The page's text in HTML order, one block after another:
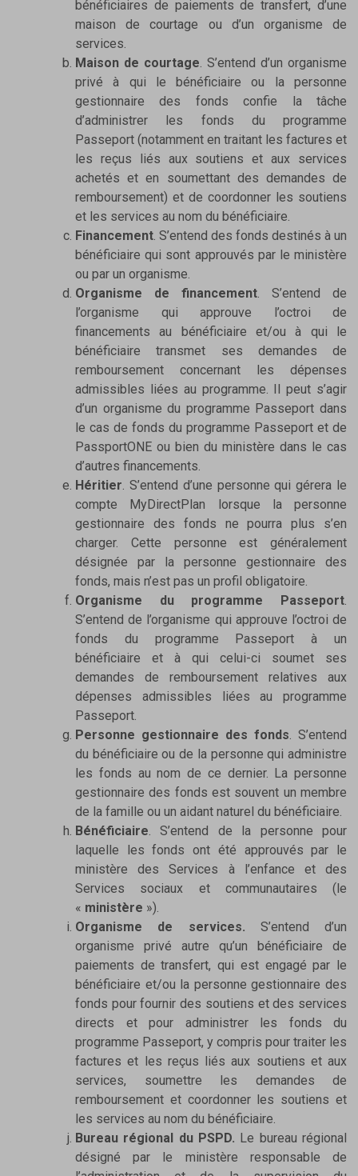
bénéficiaires de paiements de transfert, d’une
maison de courtage ou d’un organisme de
services.
Maison de courtage. S’entend d’un organisme
privé à qui le bénéficiaire ou la personne
gestionnaire des fonds confie la tâche
d’administrer les fonds du programme
Passeport (notamment en traitant les factures et
les reçus liés aux soutiens et aux services
achetés et en soumettant des demandes de
remboursement) et de coordonner les soutiens
et les services au nom du bénéficiaire.
Financement. S’entend des fonds destinés à un
bénéficiaire qui sont approuvés par le ministère
ou par un organisme.
Organisme de financement. S’entend de
l’organisme qui approuve l’octroi de
financements au bénéficiaire et/ou à qui le
bénéficiaire transmet ses demandes de
remboursement concernant les dépenses
admissibles liées au programme. Il peut s’agir
d’un organisme du programme Passeport dans
le cas de fonds du programme Passeport et de
PassportONE ou bien du ministère dans le cas
d’autres financements.
Héritier. S’entend d’une personne qui gérera le
compte MyDirectPlan lorsque la personne
gestionnaire des fonds ne pourra plus s’en
charger. Cette personne est généralement
désignée par la personne gestionnaire des
fonds, mais n’est pas un profil obligatoire.
Organisme du programme Passeport.
S’entend de l’organisme qui approuve l’octroi de
fonds du programme Passeport à un
bénéficiaire et à qui celui-ci soumet ses
demandes de remboursement relatives aux
dépenses admissibles liées au programme
Passeport.
Personne gestionnaire des fonds. S’entend
du bénéficiaire ou de la personne qui administre
les fonds au nom de ce dernier. La personne
gestionnaire des fonds est souvent un membre
de la famille ou un aidant naturel du bénéficiaire.
Bénéficiaire. S’entend de la personne pour
laquelle les fonds ont été approuvés par le
ministère des Services à l’enfance et des
Services sociaux et communautaires (le
« ministère »).
Organisme de services. S’entend d’un
organisme privé autre qu’un bénéficiaire de
paiements de transfert, qui est engagé par le
bénéficiaire et/ou la personne gestionnaire des
fonds pour fournir des soutiens et des services
directs et pour administrer les fonds du
programme Passeport, y compris pour traiter les
factures et les reçus liés aux soutiens et aux
services, soumettre les demandes de
remboursement et coordonner les soutiens et
les services au nom du bénéficiaire.
Bureau régional du PSPD. Le bureau régional
désigné par le ministère responsable de